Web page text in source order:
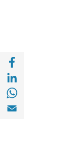
Compartir
Compartir
Compartir
Compartir